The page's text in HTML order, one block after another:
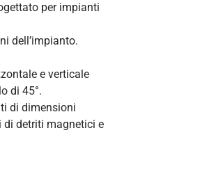
per impianti
dell’impianto.
e verticale
di 45°.
di dimensioni
di detriti magnetici e